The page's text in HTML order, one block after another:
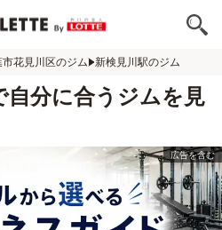
市花見川区のジム 新検見川駅のジム
自分に合うジムを見